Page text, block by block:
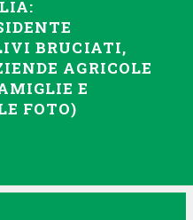
BRUCIATI,
AGRICOLE
E
FOTO)